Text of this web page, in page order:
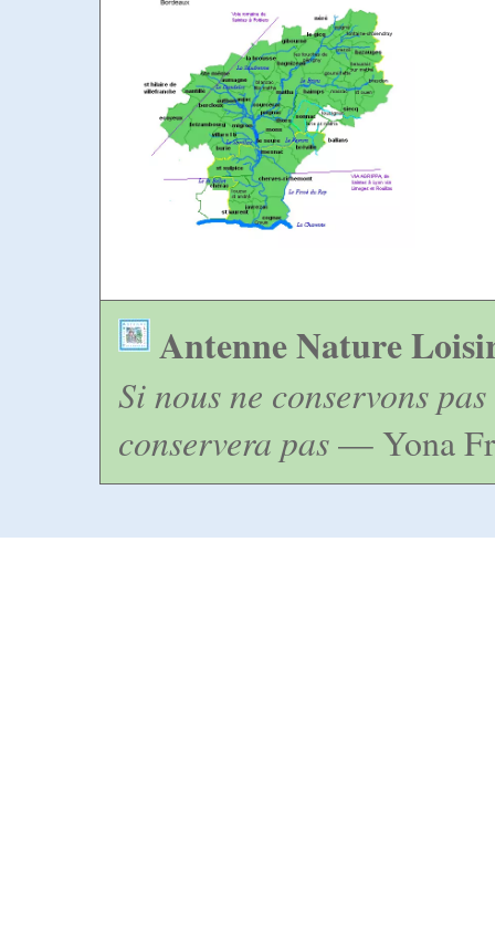
Antenne Nature
Si nous ne conservons
conservera pas— Yona